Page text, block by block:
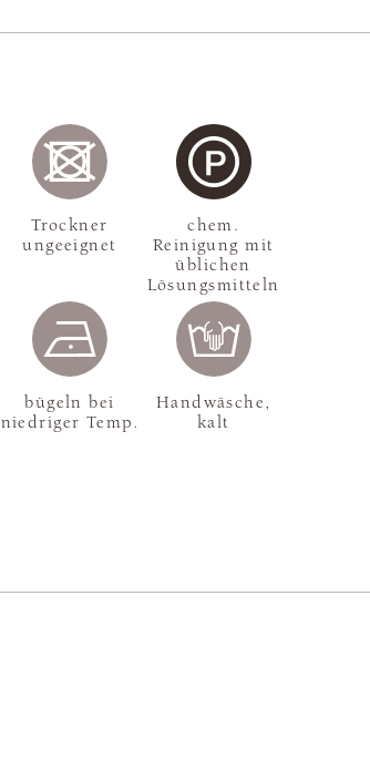
Trockner
ungeeignet
chem.
Reinigung mit
üblichen
Lösungsmitteln
bügeln bei
niedriger Temp.
Handwäsche,
kalt